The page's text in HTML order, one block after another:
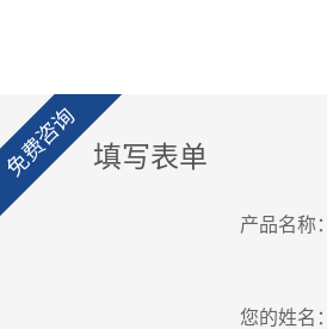
免费咨询 填写表单
产品名称：
您的姓名：